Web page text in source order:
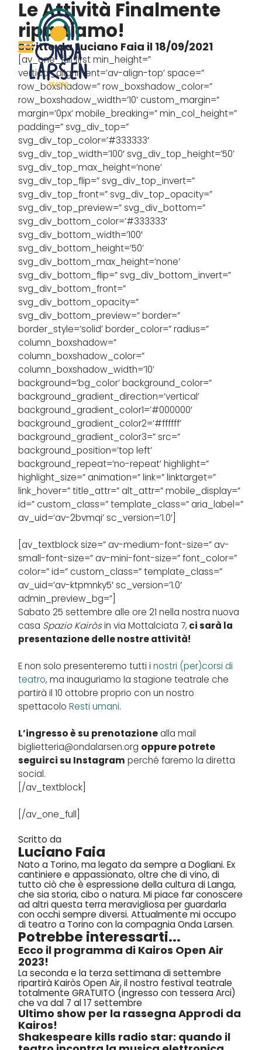
Le Attività Finalmente
ripartiamo!
Scritto da Luciano Faia il 18/09/2021
[av_one_full first min_height=”
vertical_alignment=’av-align-top’ space=”
row_boxshadow=” row_boxshadow_color=”
row_boxshadow_width=’10’ custom_margin=”
margin=’0px’ mobile_breaking=” min_col_height=”
padding=” svg_div_top=”
svg_div_top_color=’#333333′
svg_div_top_width=’100′ svg_div_top_height=’50’
svg_div_top_max_height=’none’
svg_div_top_flip=” svg_div_top_invert=”
svg_div_top_front=” svg_div_top_opacity=”
svg_div_top_preview=” svg_div_bottom=”
svg_div_bottom_color=’#333333′
svg_div_bottom_width=’100′
svg_div_bottom_height=’50’
svg_div_bottom_max_height=’none’
svg_div_bottom_flip=” svg_div_bottom_invert=”
svg_div_bottom_front=”
svg_div_bottom_opacity=”
svg_div_bottom_preview=” border=”
border_style=’solid’ border_color=” radius=”
column_boxshadow=”
column_boxshadow_color=”
column_boxshadow_width=’10’
background=’bg_color’ background_color=”
background_gradient_direction=’vertical’
background_gradient_color1=’#000000′
background_gradient_color2=’#ffffff’
background_gradient_color3=” src=”
background_position=’top left’
background_repeat=’no-repeat’ highlight=”
highlight_size=” animation=” link=” linktarget=”
link_hover=” title_attr=” alt_attr=” mobile_display=”
id=” custom_class=” template_class=” aria_label=”
av_uid=’av-2bvmqi’ sc_version=’1.0′]
[av_textblock size=” av-medium-font-size=” av-
small-font-size=” av-mini-font-size=” font_color=”
color=” id=” custom_class=” template_class=”
av_uid=’av-ktpmnky5′ sc_version=’1.0′
admin_preview_bg=”]
Sabato 25 settembre alle ore 21 nella nostra nuova
casa Spazio Kairòsin via Mottalciata 7, ci sarà la
presentazione delle nostre attività!
E non solo presenteremo tutti inostri (per)corsi di
teatro, ma inauguriamo la stagione teatrale che
partirà il 10 ottobre proprio con un nostro
spettacoloResti umani.
L’ingresso è su prenotazionealla mail
biglietteria@ondalarsen.org oppure potrete
seguirci su Instagram perché faremo la diretta
social.
[/av_textblock]
[/av_one_full]
Scritto da
Luciano Faia
Nato a Torino, ma legato da sempre a Dogliani. Ex
cantiniere e appassionato, oltre che di vino, di
tutto ciò che è espressione della cultura di Langa,
che sia storia, cibo o natura. Mi piace far conoscere
ad altri questa terra meravigliosa per guardarla
con occhi sempre diversi. Attualmente mi occupo
di teatro a Torino con la compagnia Onda Larsen.
Potrebbe interessarti...
Ecco il programma di Kairos Open Air
2023!
La seconda e la terza settimana di settembre
ripartirà Kairòs Open Air, il nostro festival teatrale
totalmente GRATUITO (ingresso con tessera Arci)
che va dal 7 al 17 settembre
Ultimo show per la rassegna Approdi da
Kairos!
Shakespeare kills radio star: quando il